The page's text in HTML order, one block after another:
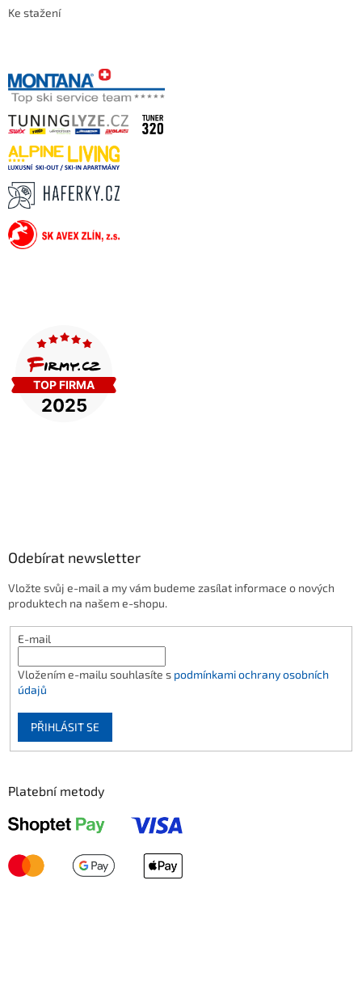
Ke stažení
Odebírat newsletter
Vložte svůj e-mail a my vám budeme zasílat informace o nových
produktech na našem e-shopu.
E-mail
Vložením e-mailu souhlasíte s podmínkami ochrany osobních
údajů
PŘIHLÁSIT SE
Platební metody